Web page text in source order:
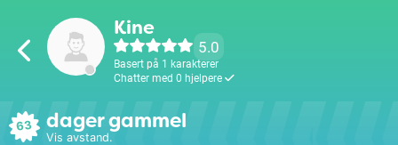
Kine
5.0
Basert på 1 karakterer
Chatter med 0 hjelpere
63 dager gammel
Vis avstand.